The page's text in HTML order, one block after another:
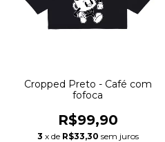
Cropped Preto - Café com
fofoca
R$99,90
3 x de R$33,30 sem juros